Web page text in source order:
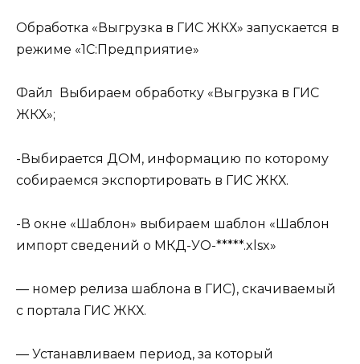
Обработка «Выгрузка в ГИС ЖКХ» запускается в
режиме «1С:Предприятие»
Файл Выбираем обработку «Выгрузка в ГИС
ЖКХ»;
-Выбирается ДОМ, информацию по которому
собираемся экспортировать в ГИС ЖКХ.
-В окне «Шаблон» выбираем шаблон «Шаблон
импорт сведений о МКД-УО-*****.xlsx»
— номер релиза шаблона в ГИС), скачиваемый
с портала ГИС ЖКХ.
— Устанавливаем период, за который